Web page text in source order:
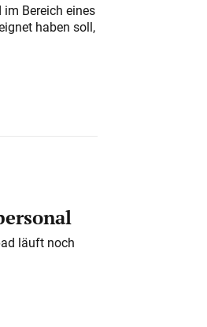
Bereich eines
haben soll,
läuft noch